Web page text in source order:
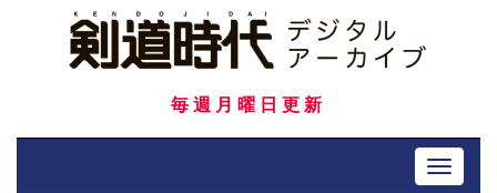
毎週月曜日更新
Toggle